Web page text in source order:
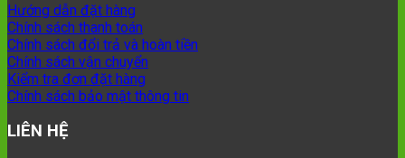
Hướng dẫn đặt hàng
Chính sách thanh toán
Chính sách đổi trả và hoàn tiền
Chính sách vận chuyển
Kiểm tra đơn đặt hàng
Chính sách bảo mật thông tin
LIÊN HỆ